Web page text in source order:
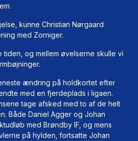
kunne Christian Nørgaard
med Zorniger.
tiden, og mellem øvelserne skulle vi
ændring på holdkortet efter
med en fjerdeplads i ligaen.
tage afsked med to af de helt
Både Daniel Agger og Johan
med Brøndby IF, og mens
på hylden, fortsatte Johan